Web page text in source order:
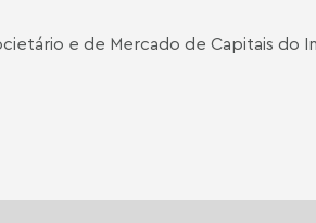
e de Mercado de Capitais do